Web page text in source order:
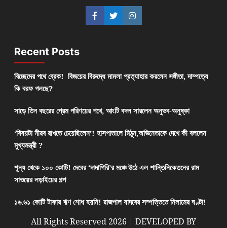
Recent Posts
বিচ্ছেদের পথে ব্রেক! বিজয়ের বিরুদ্ধে মামলা প্রত্যাহার করলেন সঙ্গীতা, দাম্পত্যে
কি বরফ গলছে?
সাড়ে তিন বছরের প্রেম পরিণয়ের পথে, আংটি বদল সারলেন অনুভব-অনুষ্কা
‘বিষয়টা নীরব রাখতে চেয়েছিলেন’! হাসপাতালে মিঠুন,অভিনেতাকে দেখে কী বললেন
মুখ্যমন্ত্রী ?
শূন্য থেকে ১০০ কোটি! দেবের ‘দাদাগিরি’র মঞ্চে উঠে এল শান্তিনিকেতনের রাম
সাওয়ের লড়াইয়ের গল্প
১৬.৬১ কোটি টাকার ঋণ শোধ হয়নি! রাজপাল যাদবের সম্পত্তিতে নিলামের ঘণ্টা!
All Rights Reserved 2026 | DEVELOPED BY